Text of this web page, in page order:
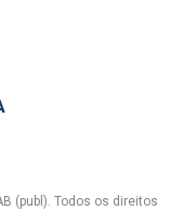
(publ). Todos os direitos